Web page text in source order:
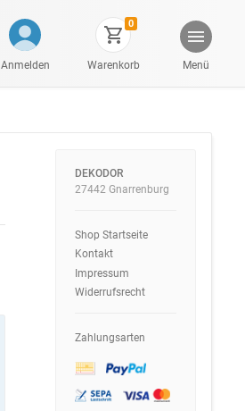
Anmelden
0
Warenkorb Menü
DEKODOR
27442 Gnarrenburg
Shop Startseite
Kontakt
Impressum
Widerrufsrecht
Zahlungsarten